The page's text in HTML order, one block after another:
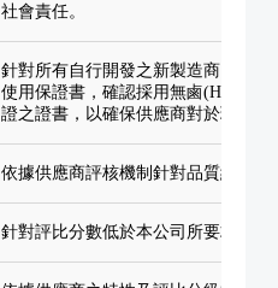
社會責任。
針對所有自行開發之新製造商，要
使用保證書，確認採用無鹵(HF) 製
證之證書，以確保供應商對於環境
依據供應商評核機制針對品質紀錄
針對評比分數低於本公司所要求，